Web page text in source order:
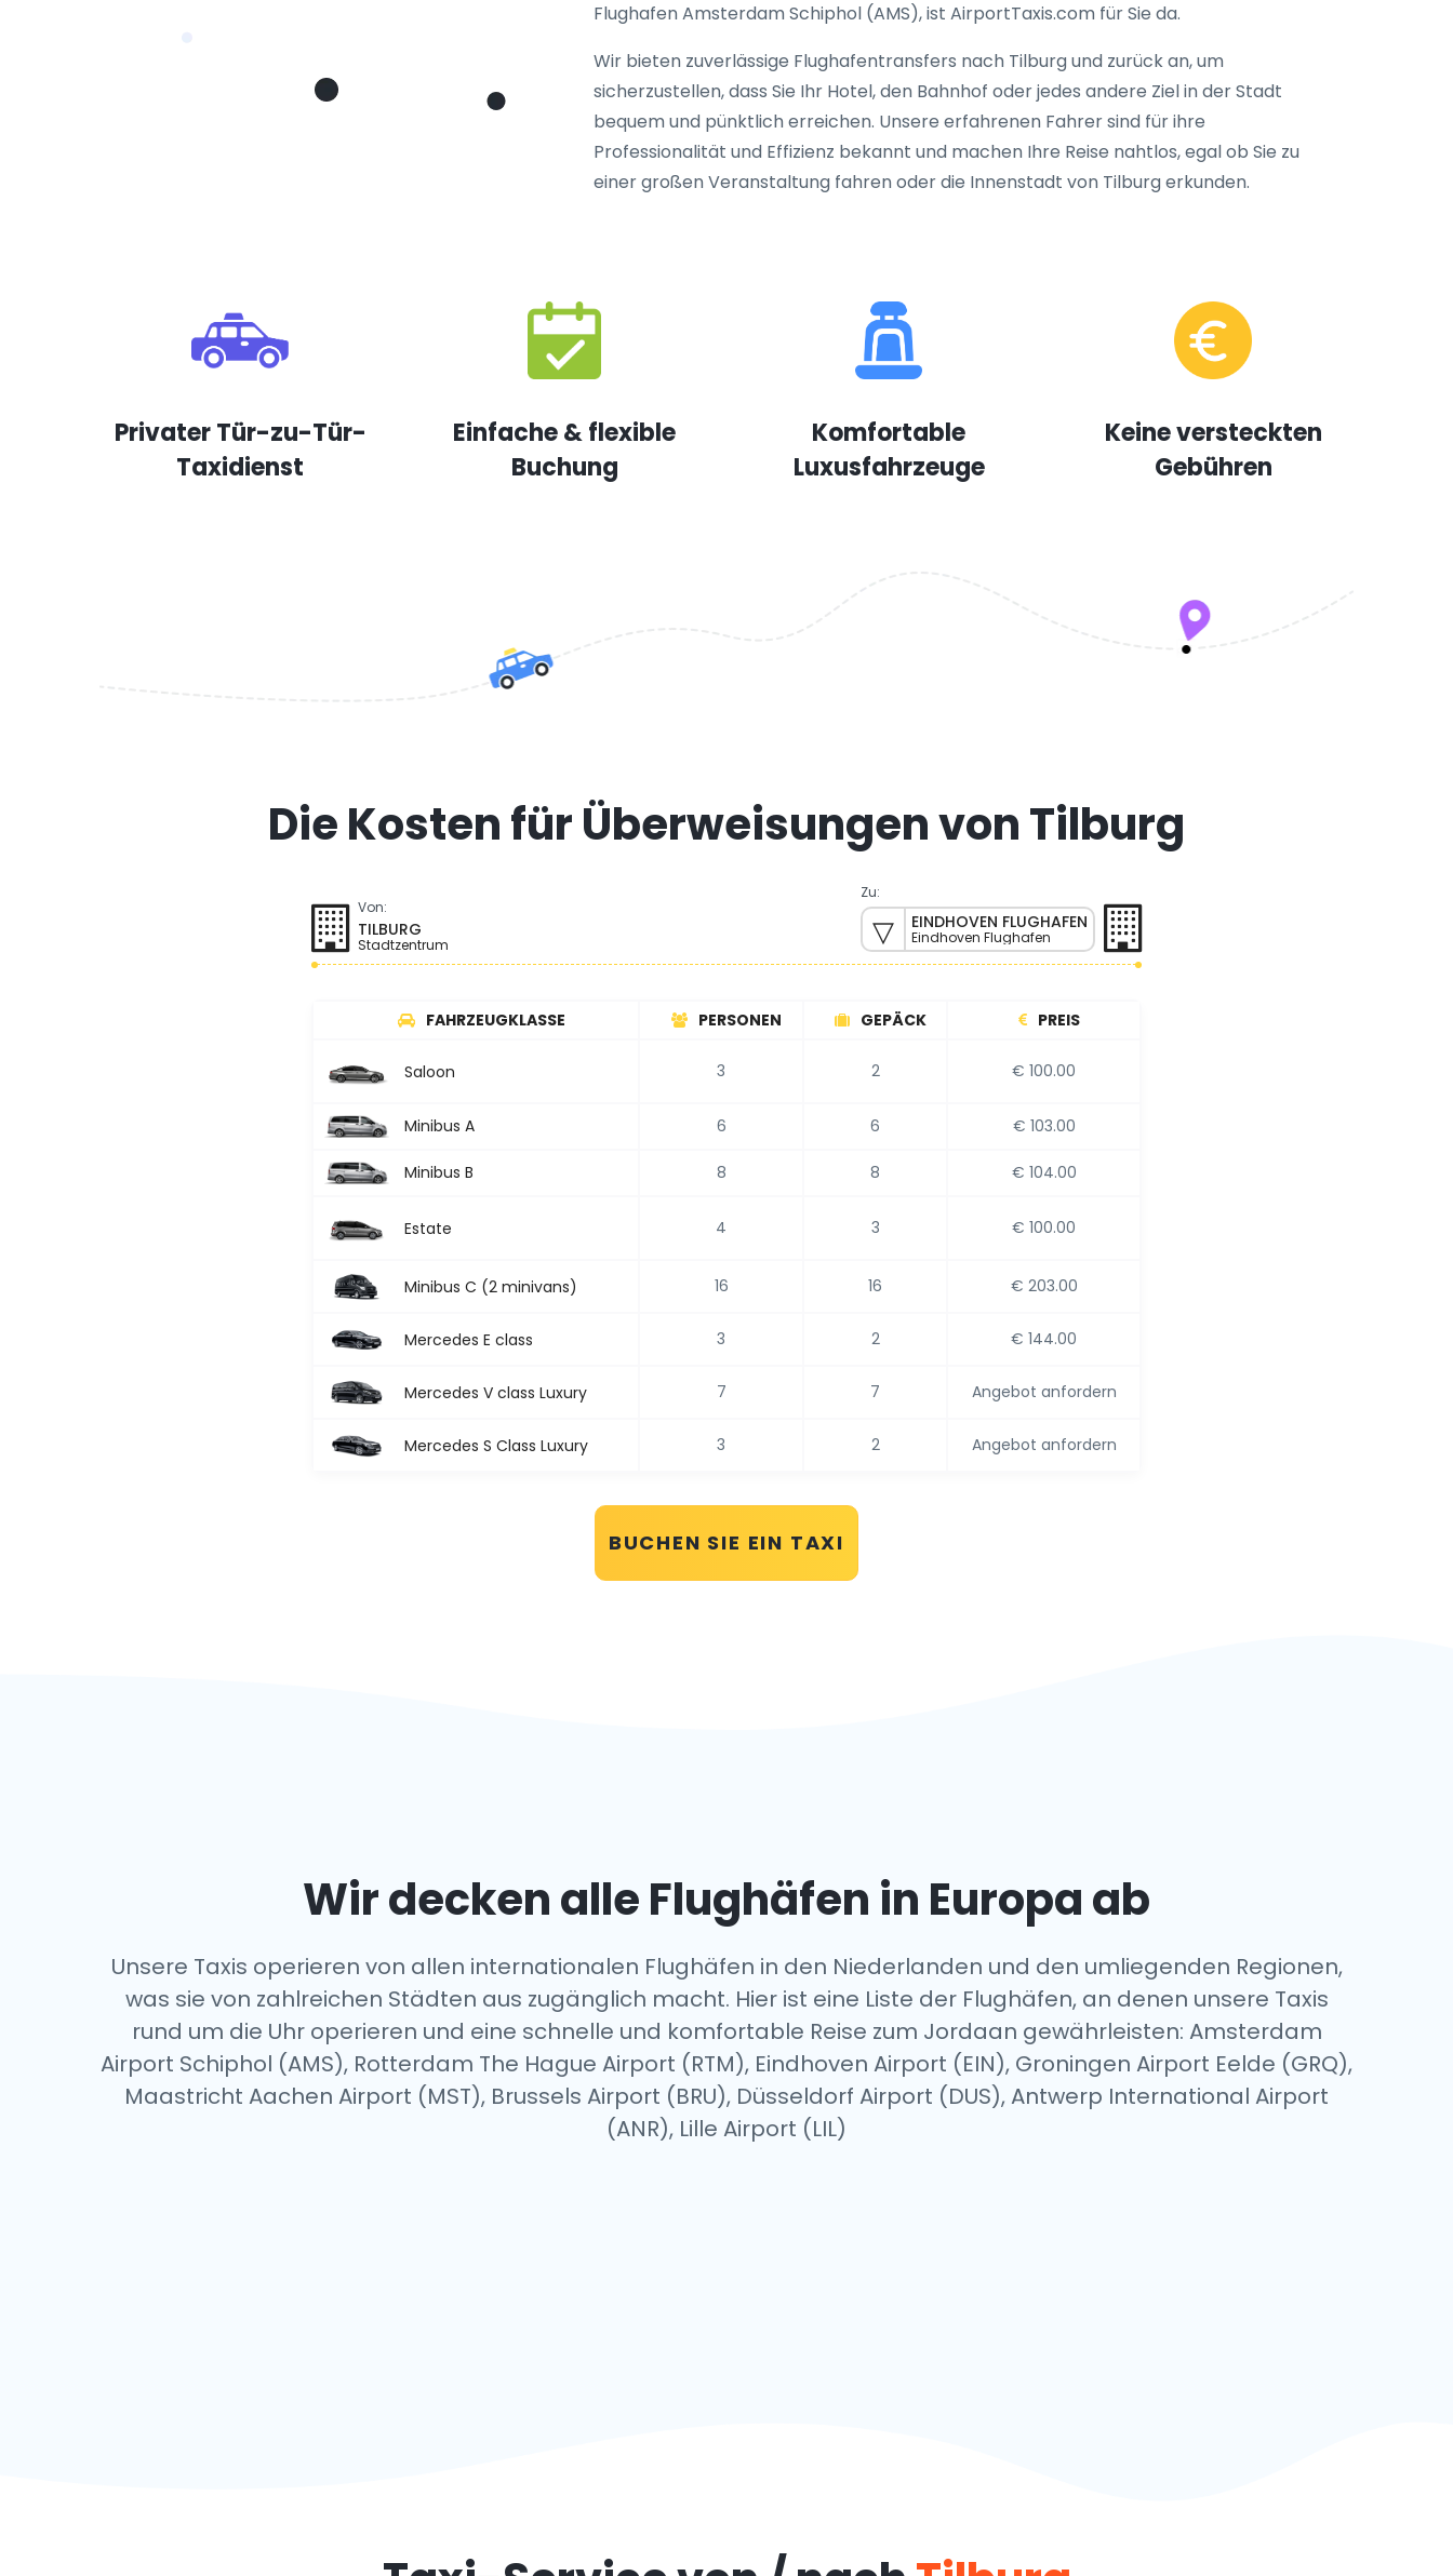
Flughafen Amsterdam Schiphol (AMS), ist AirportTaxis.com für Sie da.
Wir bieten zuverlässige Flughafentransfers nach Tilburg und zurück an, um
sicherzustellen, dass Sie Ihr Hotel, den Bahnhof oder jedes andere Ziel in der Stadt
bequem und pünktlich erreichen. Unsere erfahrenen Fahrer sind für ihre
Professionalität und Effizienz bekannt und machen Ihre Reise nahtlos, egal ob Sie zu
einer großen Veranstaltung fahren oder die Innenstadt von Tilburg erkunden.
Privater Tür-zu-Tür-
Taxidienst
Einfache & flexible
Buchung
Komfortable
Luxusfahrzeuge
Keine versteckten
Gebühren
Die Kosten für Überweisungen von Tilburg
Von:
TILBURG
Stadtzentrum
Zu:
EINDHOVEN FLUGHAFEN
Eindhoven Flughafen
FAHRZEUGKLASSE PERSONEN GEPÄCK PREIS
Saloon 3 2 € 100.00
Minibus A 6 6 € 103.00
Minibus B 8 8 € 104.00
Estate 4 3 € 100.00
Minibus C (2 minivans) 16 16 € 203.00
Mercedes E class 3 2 € 144.00
Mercedes V class Luxury 7 7 Angebot anfordern
Mercedes S Class Luxury 3 2 Angebot anfordern
BUCHEN SIE EIN TAXI
Wir decken alle Flughäfen in Europa ab
Unsere Taxis operieren von allen internationalen Flughäfen in den Niederlanden und den umliegenden Regionen,
was sie von zahlreichen Städten aus zugänglich macht. Hier ist eine Liste der Flughäfen, an denen unsere Taxis
rund um die Uhr operieren und eine schnelle und komfortable Reise zum Jordaan gewährleisten: Amsterdam
Airport Schiphol (AMS), Rotterdam The Hague Airport (RTM), Eindhoven Airport (EIN), Groningen Airport Eelde (GRQ),
Maastricht Aachen Airport (MST), Brussels Airport (BRU), Düsseldorf Airport (DUS), Antwerp International Airport
(ANR), Lille Airport (LIL)